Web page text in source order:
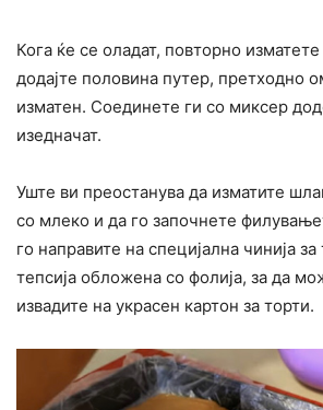
Кога ќе се оладат, повторно
додајте половина путер, претходно
изматен. Соединете ги со миксер
изедначат.
Уште ви преостанува да изматите
со млеко и да го започнете
го направите на специјална чинија
тепсија обложена со фолија, за да
извадите на украсен картон за торти.